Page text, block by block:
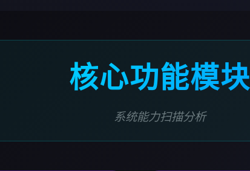
核心功能模块
系统能力扫描分析